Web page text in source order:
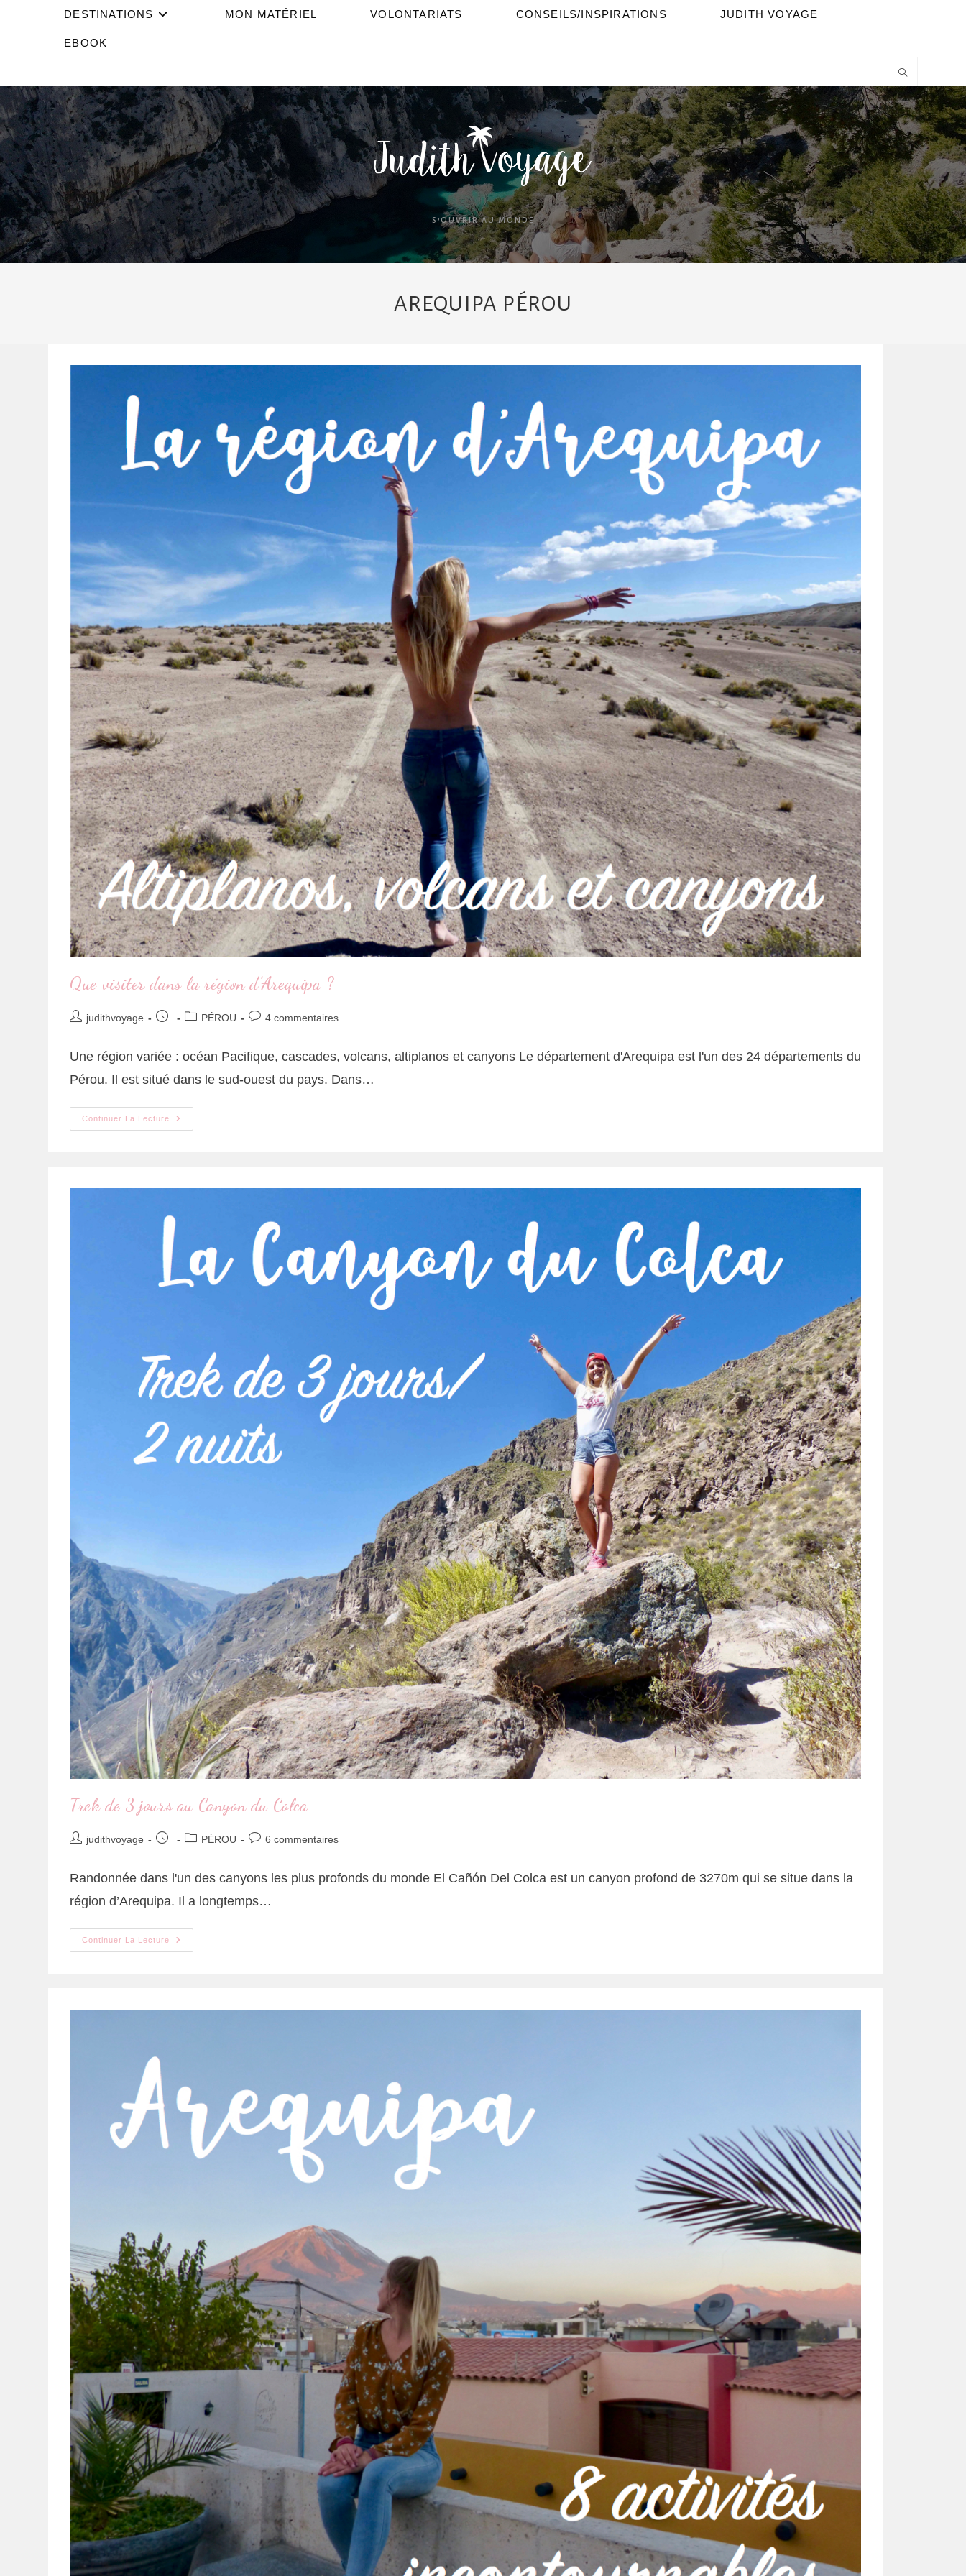
DESTINATIONS MON MATÉRIEL VOLONTARIATS CONSEILS/INSPIRATIONS JUDITH VOYAGE
EBOOK
S'OUVRIR AU MONDE
AREQUIPA PÉROU
Que visiter dans la région d’Arequipa ?
judithvoyage PÉROU 4 commentaires
Une région variée : océan Pacifique, cascades, volcans, altiplanos et canyons Le département d'Arequipa est l'un des 24 départements du
Pérou. Il est situé dans le sud-ouest du pays. Dans…
Continuer La Lecture
Trek de 3 jours au Canyon du Colca
judithvoyage PÉROU 6 commentaires
Randonnée dans l'un des canyons les plus profonds du monde El Cañón Del Colca est un canyon profond de 3270m qui se situe dans la
région d’Arequipa. Il a longtemps…
Continuer La Lecture